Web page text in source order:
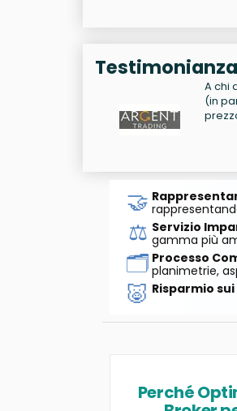
A chi
(in
🤝
⚖️ Servizio
gamma più
🗂️ Processo
planimetrie,
🐷 Risparmio
Perché